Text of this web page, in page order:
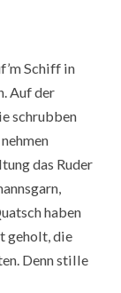
Schiff in
Auf der
schrubben
das Ruder
haben
geholt, die
Denn stille